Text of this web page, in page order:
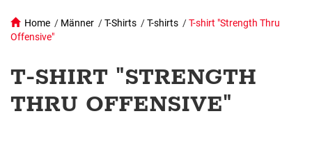
Home / Männer /T-Shirts /T-shirts /T-shirt "Strength Thru
Offensive"
T-SHIRT "STRENGTH
THRU OFFENSIVE"